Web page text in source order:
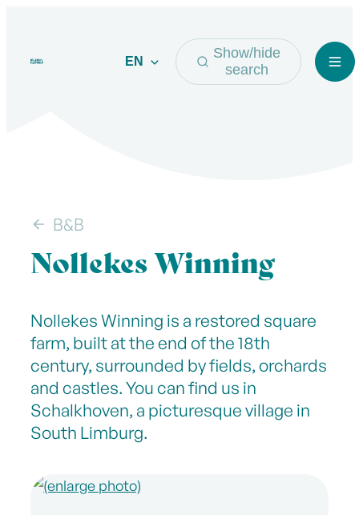
EN
Show/hide
search
Nollekes Winning
B&B
Nollekes Winning
Nollekes Winning is a restored square
farm, built at the end of the 18th
century, surrounded by fields, orchards
and castles. You can find us in
Schalkhoven, a picturesque village in
South Limburg.